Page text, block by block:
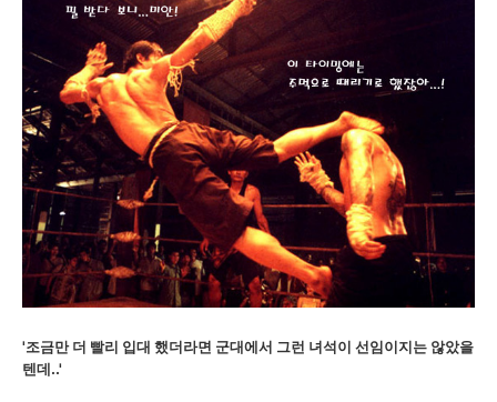
'조금만 더 빨리 입대 했더라면 군대에서 그런 녀석이 선임이지는 않았을
텐데..'